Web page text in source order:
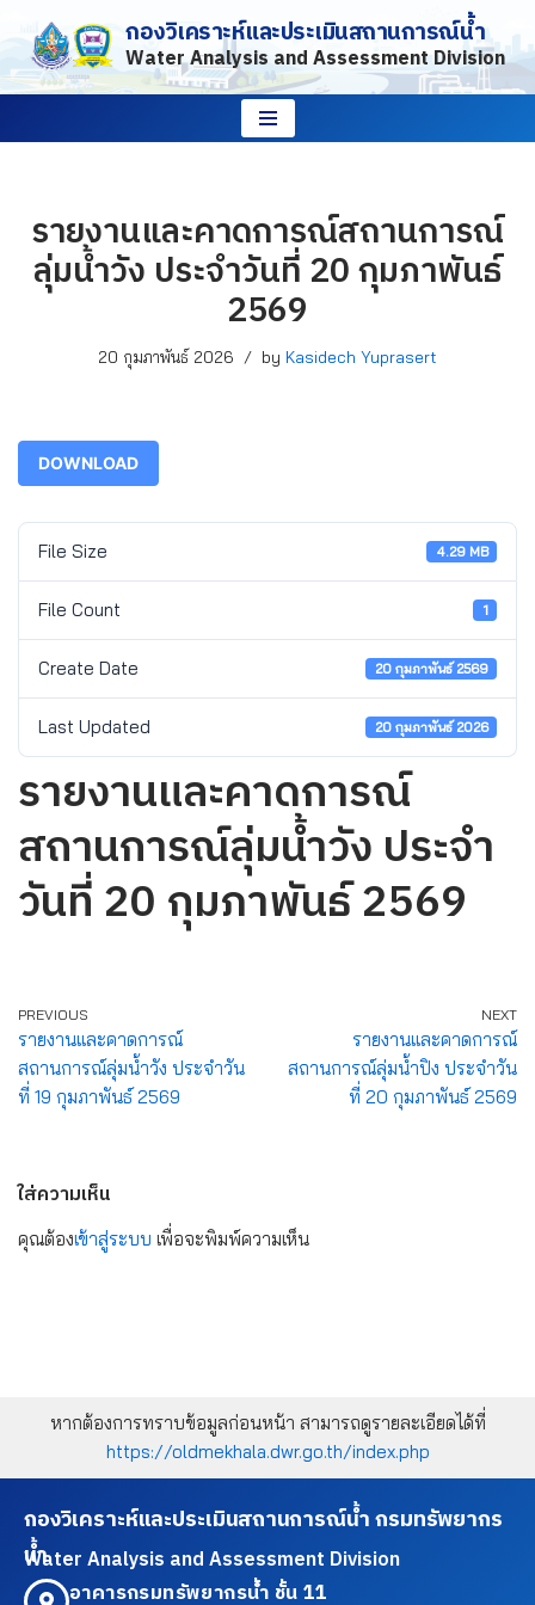
Skip
to
กองวิเคราะห์และประเมินสถานการณ์น้ำ
Water Analysis and Assessment Division
รายงานและคาดการณ์สถานการณ์
ลุ่มน้ำวัง ประจำวันที่ 20 กุมภาพันธ์
2569
20 กุมภาพันธ์ 2026 by Kasidech Yuprasert
DOWNLOAD
File Size 4.29 MB
File Count 1
Create Date 20 กุมภาพันธ์ 2569
Last Updated 20 กุมภาพันธ์ 2026
รายงานและคาดการณ์
สถานการณ์ลุ่มน้ำวัง ประจำ
วันที่ 20 กุมภาพันธ์ 2569
PREVIOUS
รายงานและคาดการณ์
สถานการณ์ลุ่มน้ำวัง ประจำวัน
ที่ 19 กุมภาพันธ์ 2569
NEXT
รายงานและคาดการณ์
สถานการณ์ลุ่มน้ำปิง ประจำวัน
ที่ 20 กุมภาพันธ์ 2569
ใส่ความเห็น
คุณต้องเข้าสู่ระบบ เพื่อจะพิมพ์ความเห็น
หากต้องการทราบข้อมูลก่อนหน้า สามารถดูรายละเอียดได้ที่
https://oldmekhala.dwr.go.th/index.php
กองวิเคราะห์และประเมินสถานการณ์น้ำ กรมทรัพยากร
น้ำ
Water Analysis and Assessment Division
อาคารกรมทรัพยากรน้ำ ชั้น 11